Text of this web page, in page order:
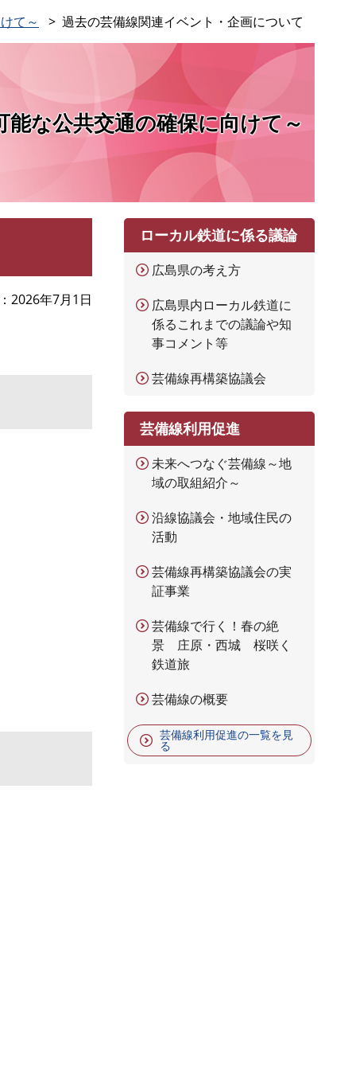
て～ 過去の芸備線関連イベント・企画について
な公共交通の確保に向けて～
2026年7月1日
ローカル鉄道に係る議論
広島県の考え方
広島県内ローカル鉄道に
係るこれまでの議論や知
事コメント等
芸備線再構築協議会
芸備線利用促進
未来へつなぐ芸備線～地
域の取組紹介～
沿線協議会・地域住民の
活動
芸備線再構築協議会の実
証事業
芸備線で行く！春の絶
景 庄原・西城 桜咲く
鉄道旅
芸備線の概要
芸備線利用促進の一覧を見
る